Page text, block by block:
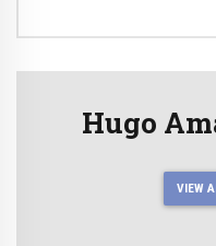
Hugo
VIEW